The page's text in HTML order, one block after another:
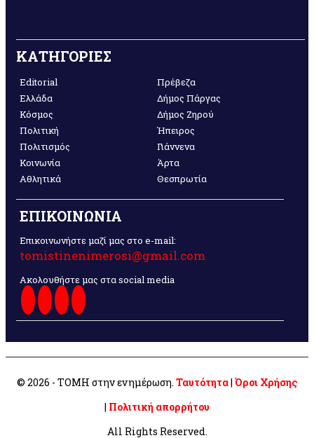
ΚΑΤΗΓΟΡΙΕΣ
Editorial
Ελλάδα
Κόσμος
Πολιτική
Πολιτισμός
Κοινωνία
Αθλητικά
Πρέβεζα
Δήμος Πάργας
Δήμος Ζηρού
Ήπειρος
Γιάννενα
Άρτα
Θεσπρωτία
ΕΠΙΚΟΙΝΩΝΙΑ
Επικοινωνήστε μαζί μας στο e-mail:
tomistinenimerosi@gmail.com
Ακολουθήστε μας στα social media
© 2026 - ΤΟΜΗ στην ενημέρωση. Ταυτότητα| Όροι Χρήσης
| Πολιτική απορρήτου
All Rights Reserved.